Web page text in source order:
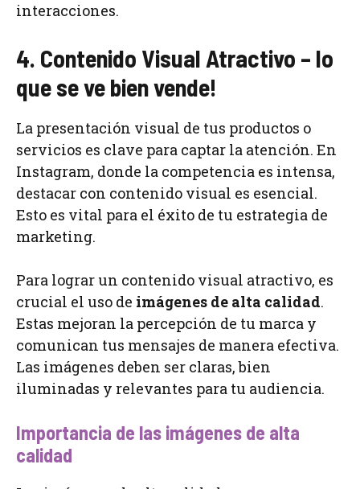
interacciones.
4. Contenido Visual Atractivo – lo
que se ve bien vende!
La presentación visual de tus productos o
servicios es clave para captar la atención. En
Instagram, donde la competencia es intensa,
destacar con contenido visual es esencial.
Esto es vital para el éxito de tu estrategia de
marketing.
Para lograr un contenido visual atractivo, es
crucial el uso de imágenes de alta calidad.
Estas mejoran la percepción de tu marca y
comunican tus mensajes de manera efectiva.
Las imágenes deben ser claras, bien
iluminadas y relevantes para tu audiencia.
Importancia de las imágenes de alta
calidad